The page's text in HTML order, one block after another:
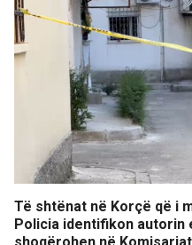
Të shtënat në Korçë që i
Policia identifikon autorin